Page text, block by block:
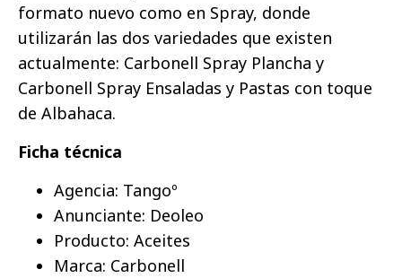
formato nuevo como en Spray, donde
utilizarán las dos variedades que existen
actualmente: Carbonell Spray Plancha y
Carbonell Spray Ensaladas y Pastas con toque
de Albahaca.
Ficha técnica
Agencia: Tangoº
Anunciante: Deoleo
Producto: Aceites
Marca: Carbonell